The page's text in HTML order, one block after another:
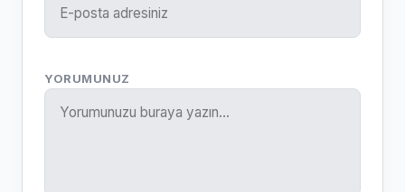
YORUMUNUZ